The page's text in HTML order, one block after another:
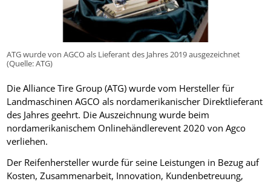
ATG wurde von AGCO als Lieferant des Jahres 2019 ausgezeichnet
(Quelle: ATG)
Die Alliance Tire Group (ATG) wurde vom Hersteller für
Landmaschinen AGCO als nordamerikanischer Direktlieferant
des Jahres geehrt. Die Auszeichnung wurde beim
nordamerikanischem Onlinehändlerevent 2020 von Agco
verliehen.
Der Reifenhersteller wurde für seine Leistungen in Bezug auf
Kosten, Zusammenarbeit, Innovation, Kundenbetreuung,